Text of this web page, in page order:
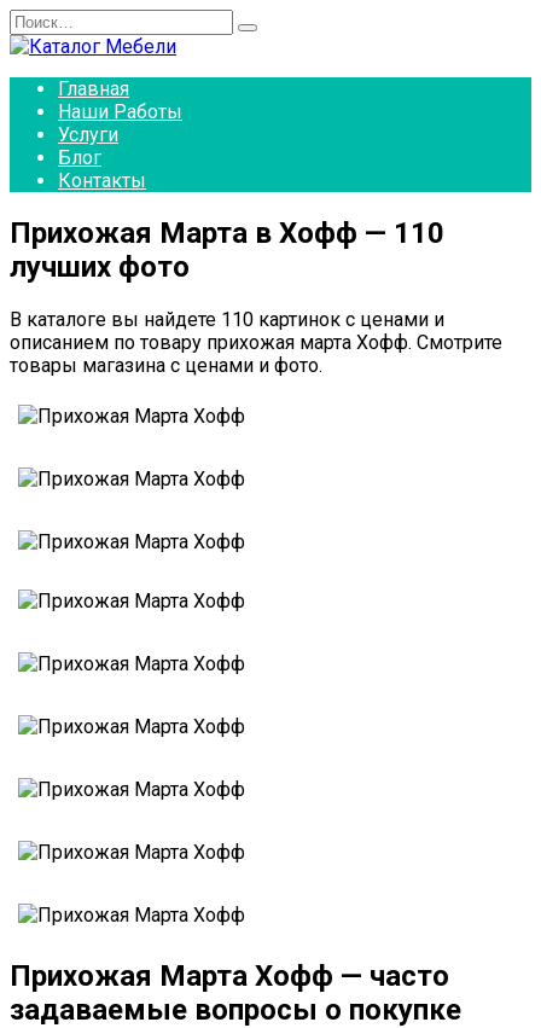
Перейти
к
Search
for:
Главная
Наши Работы
Услуги
Блог
Контакты
Прихожая Марта в Хофф — 110
лучших фото
В каталоге вы найдете 110 картинок с ценами и
описанием по товару прихожая марта Хофф. Смотрите
товары магазина с ценами и фото.
Прихожая Марта Хофф — часто
задаваемые вопросы о покупке